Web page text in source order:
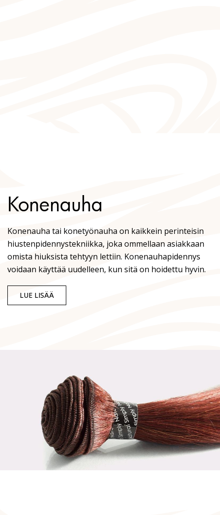
Konenauha
Konenauha tai konetyönauha on kaikkein perinteisin
hiustenpidennystekniikka, joka ommellaan asiakkaan
omista hiuksista tehtyyn lettiin. Konenauhapidennys
voidaan käyttää uudelleen, kun sitä on hoidettu hyvin.
LUE LISÄÄ